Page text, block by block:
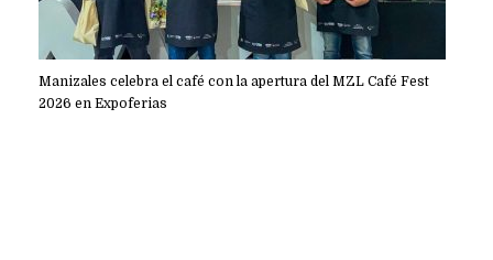
Manizales celebra el café con la apertura del MZL Café Fest
2026 en Expoferias